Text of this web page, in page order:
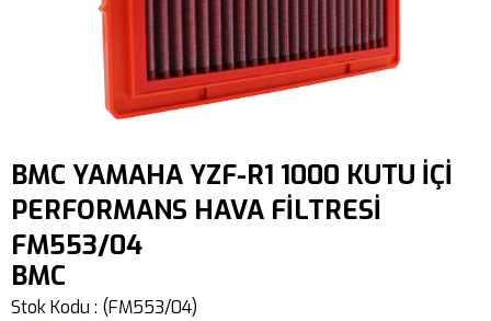
BMC YAMAHA YZF-R1 1000 KUTU İÇİ
PERFORMANS HAVA FİLTRESİ
FM553/04
BMC
Stok Kodu (FM553/04)